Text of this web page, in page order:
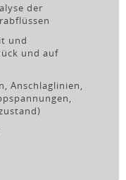
der
und
und auf
Anschlaglinien,